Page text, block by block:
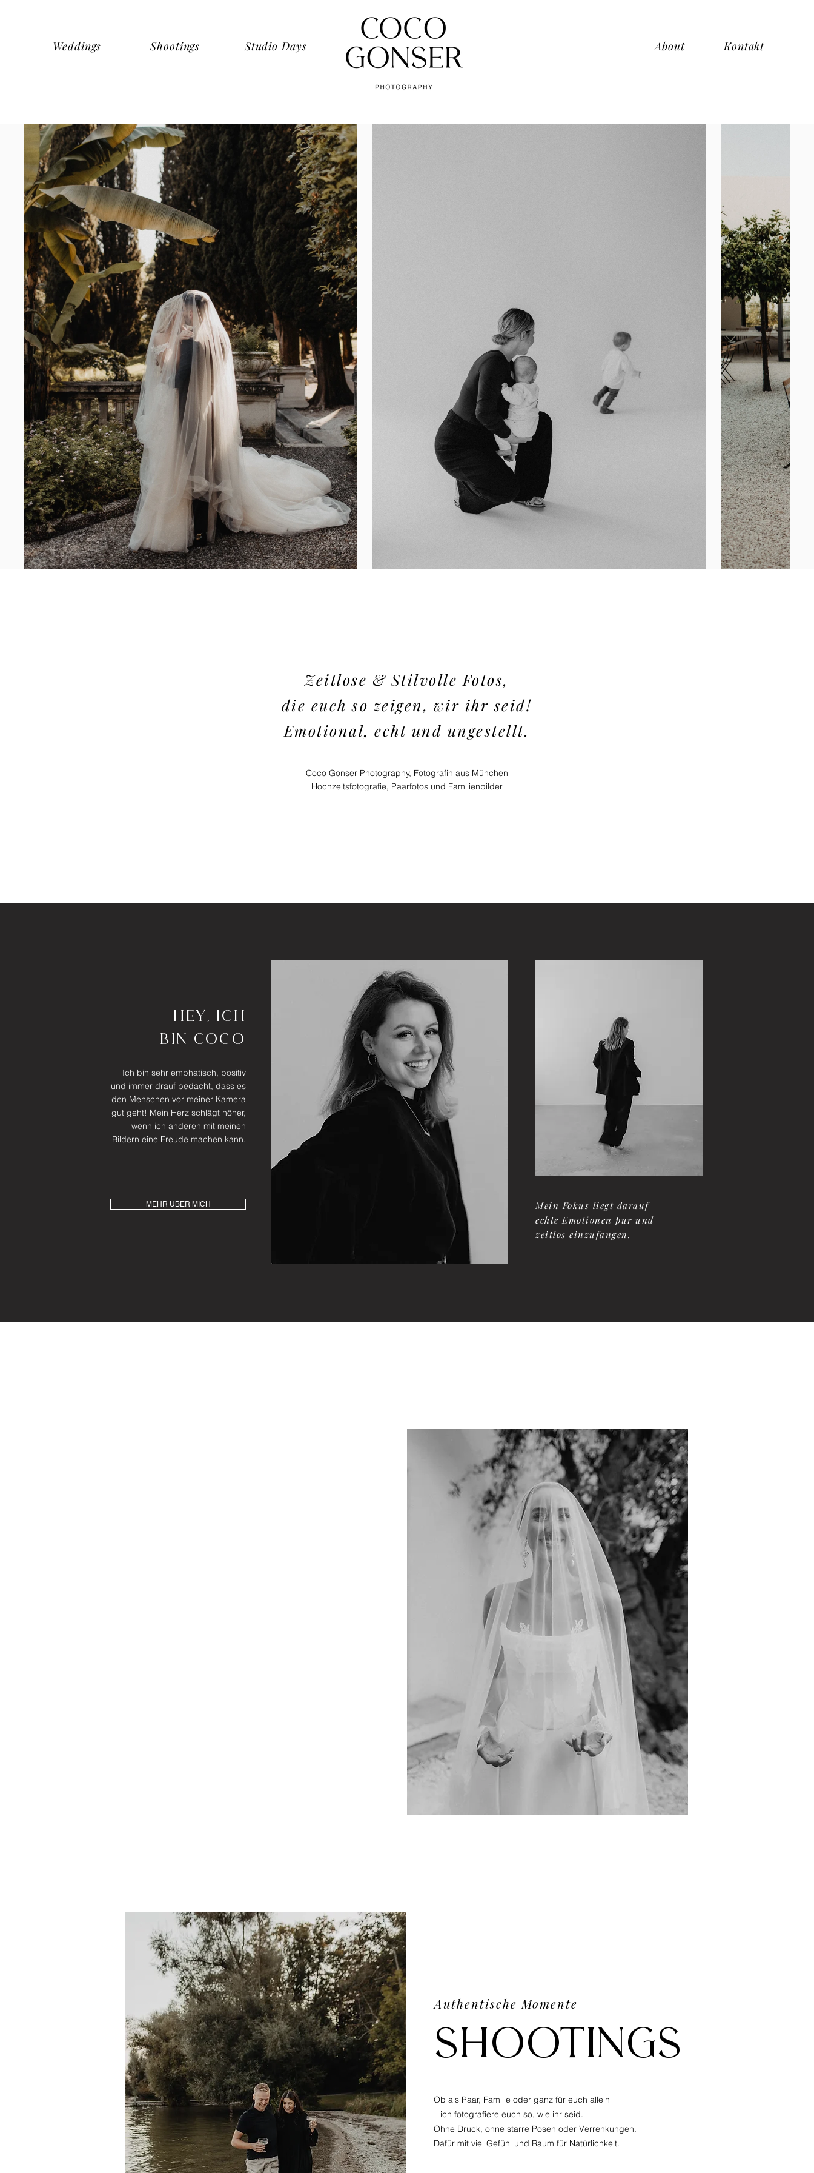
Weddings Shootings Studio Days About Kontakt
Zeitlose & Stilvolle Fotos,
die euch so zeigen, wir ihr seid!
Emotional, echt und ungestellt.
Coco Gonser Photography, Fotografin aus München
Hochzeitsfotografie, Paarfotos und Familienbilder
Hey, ich
bin Coco
Ich bin sehr emphatisch, positiv
und immer drauf bedacht, dass es
den Menschen vor meiner Kamera
gut geht! Mein Herz schlägt höher,
wenn ich anderen mit meinen
Bildern eine Freude machen kann.
MEHR ÜBER MICH
Mein Fokus liegt darauf
echte Emotionen pur und
zeitlos einzufangen.
Authentische Momente
Shootings
Ob als Paar, Familie oder ganz für euch allein
– ich fotografiere euch so, wie ihr seid.
Ohne Druck, ohne starre Posen oder Verrenkungen.
Dafür mit viel Gefühl und Raum für Natürlichkeit.